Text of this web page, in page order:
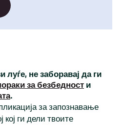
луѓе, не заборавај да ги
за безбедност и
.
за запознавање
кој ги дели твоите